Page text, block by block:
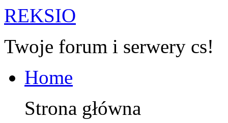
REKSIO
Twoje forum i serwery cs!
Home
Strona główna